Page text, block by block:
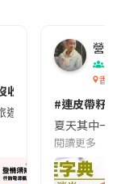
收😱出發前切記檢查
遊的民眾，近期要
營養
香港
#連皮帶籽
夏天其中一
閱讀更多